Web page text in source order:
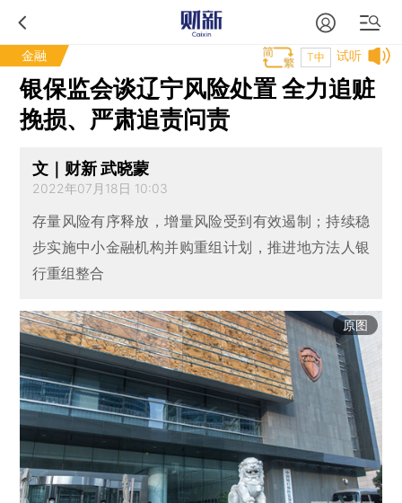
金融 试听
T中
银保监会谈辽宁风险处置 全力追赃
挽损、严肃追责问责
文｜财新 武晓蒙
2022年07月18日 10:03
存量风险有序释放，增量风险受到有效遏制；持续稳
步实施中小金融机构并购重组计划，推进地方法人银
行重组整合
原图